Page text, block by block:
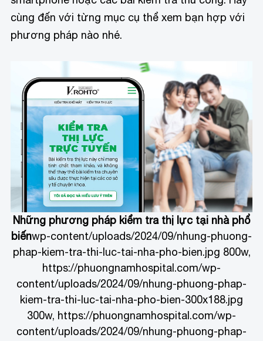
cùng đến với từng mục cụ thể xem bạn hợp với
phương pháp nào nhé.
Những phương pháp kiểm tra thị lực tại nhà phổ
biếnwp-content/uploads/2024/09/nhung-phuong-
phap-kiem-tra-thi-luc-tai-nha-pho-bien.jpg 800w,
https://phuongnamhospital.com/wp-
content/uploads/2024/09/nhung-phuong-phap-
kiem-tra-thi-luc-tai-nha-pho-bien-300x188.jpg
300w, https://phuongnamhospital.com/wp-
content/uploads/2024/09/nhung-phuong-phap-